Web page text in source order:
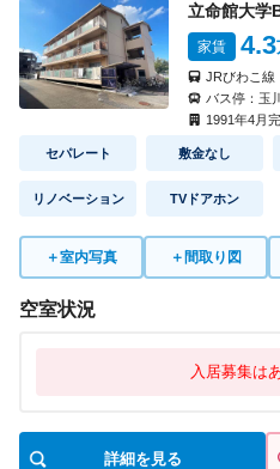
立命館大学
家賃 4.3
JRびわこ線
バス停： 玉
1991年4月
セパレート 敷金なし
リノベーション TVドアホン
＋室内写真 ＋ 間取り図
空室状況
入居募集は
詳細を見る